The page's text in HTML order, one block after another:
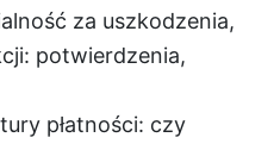
za uszkodzenia,
potwierdzenia,
płatności: czy